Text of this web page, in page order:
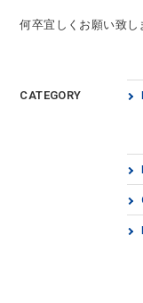
何卒宜しくお願い致し
CATEGORY